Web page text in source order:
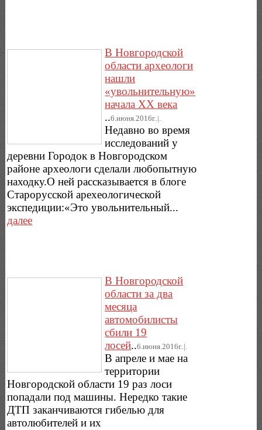
В Новгородской
области археологи
нашли
«увольнительную»
начала XX века
..6.июня.2016г..|.
Недавно во время
исследований у
деревни Городок в Новгородском
районе археологи сделали любопытную
находку.О ней рассказывается в блоге
Старорусской арехеологической
экспедиции:«Это увольнительный...
далее
В Новгородской
области за два
месяца
автомобилисты
сбили 19
лосей..6.июня.2016г..|.
В апреле и мае на
территории
Новгородской области 19 раз лоси
попадали под машины. Нередко такие
ДТП заканчиваются гибелью для
автолюбителей и их